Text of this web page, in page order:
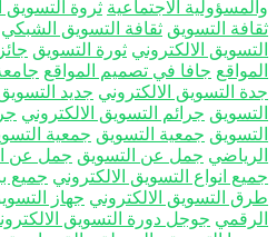
الاجتماعية ثروة التسويق
التسويق ثقافة التسويق الشبكي
الالكتروني ثورة التسويق جائزة
جافا في تصميم المواقع جامعة
التسويق الالكتروني جديد التسويق
جرائم التسويق الالكتروني جرير
جمعية التسويق جمعية التسويق
جمل عن التسويق جمل عن
انواع التسويق الالكتروني جميع
التسويق الالكتروني جهاز التسويق
جوجل دورة التسويق الالكتروني